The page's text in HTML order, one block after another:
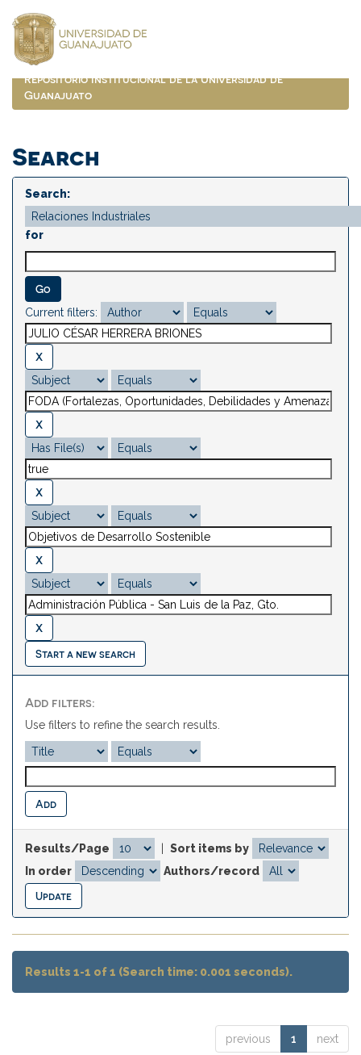
navigation
Repositorio Institucional de la Universidad de
Guanajuato
Search
Search:
for
Current filters:
Start a new search
Add filters:
Use filters to refine the search results.
Results/Page
Sort items by
In order
Authors/record
Results 1-1 of 1 (Search time: 0.001 seconds).
previous 1 next